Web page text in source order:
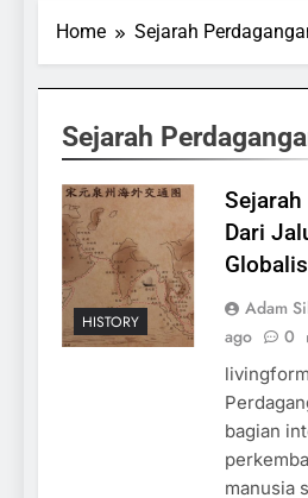
Home Sejarah
Sejarah
HISTORY
Sejarah
Dari
Adam
ago
0
bagian
manusia